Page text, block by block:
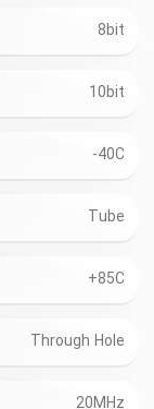
8bit
10bit
-40C
Tube
+85C
Through Hole
20MHz